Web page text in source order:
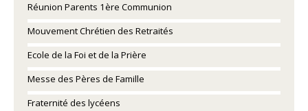
Réunion Parents 1ère Communion
Mouvement Chrétien des Retraités
Ecole de la Foi et de la Prière
Messe des Pères de Famille
Fraternité des lycéens